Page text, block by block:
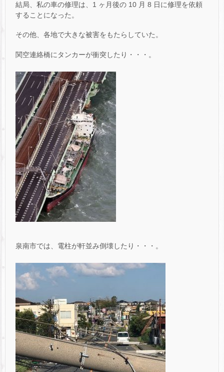
結局、私の車の修理は、1 ヶ月後の 10 月 8 日に修理を依頼
することになった。
その他、各地で大きな被害をもたらしていた。
関空連絡橋にタンカーが衝突したり・・・。
泉南市では、電柱が軒並み倒壊したり・・・。